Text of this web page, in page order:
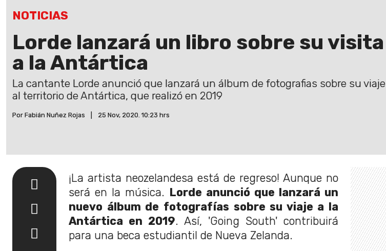
NOTICIAS
Lorde lanzará un libro sobre su visita
a la Antártica
La cantante Lorde anunció que lanzará un álbum de fotografias sobre su viaje
al territorio de Antártica, que realizó en 2019
Por Fabián Nuñez Rojas 25 Nov, 2020. 10:23 hrs
¡La artista neozelandesa está de regreso! Aunque no
será en la música. Lorde anunció que lanzará un
nuevo álbum de fotografías sobre su viaje a la
Antártica en 2019. Así, 'Going South' contribuirá
para una beca estudiantil de Nueva Zelanda.